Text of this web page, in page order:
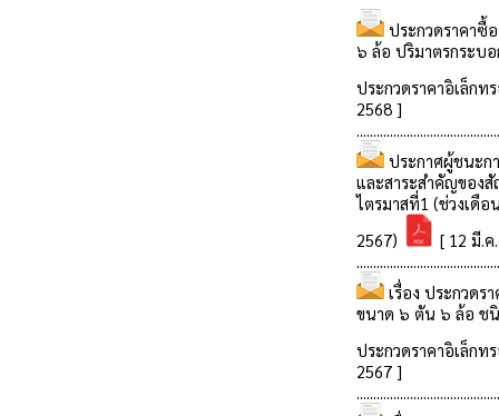
ประกวดราคาซื้
๖ ล้อ ปริมาตรกระบ
ประกวดราคาอิเล็ก
2568 ]
ประกาศผู้ชนะก
และสาระสำคัญของ
ไตรมาสที่1 (ช่วงเดื
2567)
[ 12 มี.ค
เรื่อง ประกวดร
ขนาด ๖ ตัน ๖ ล้อ ช
ประกวดราคาอิเล็ก
2567 ]